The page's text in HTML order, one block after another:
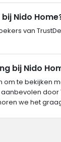
Nido
van
bij Nido
om te bekijken
door
we het